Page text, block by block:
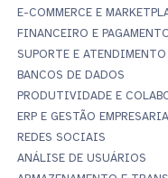
E-COMMERCE E
FINANCEIRO E
SUPORTE E ATENDIMENTO
BANCOS DE DADOS
PRODUTIVIDADE E
ERP E GESTÃO
REDES SOCIAIS
ANÁLISE DE USUÁRIOS